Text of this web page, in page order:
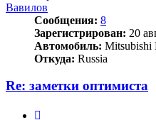
Вавилов
Сообщения: 8
Зарегистрирован: 20
Автомобиль: Mitsubishi
Откуда: Russia
Re: заметки оптимиста